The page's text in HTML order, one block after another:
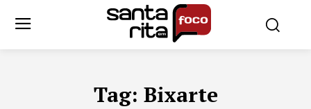
Tag: Bixarte